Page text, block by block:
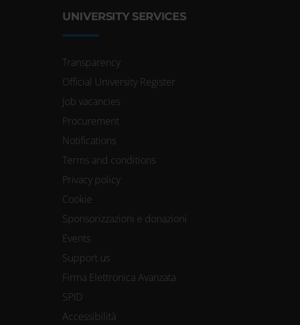
UNIVERSITY SERVICES
Transparency
Official University Register
Job vacancies
Procurement
Notifications
Terms and conditions
Privacy policy
Cookie
Sponsorizzazioni e donazioni
Events
Support us
Firma Elettronica Avanzata
SPID
Accessibilità